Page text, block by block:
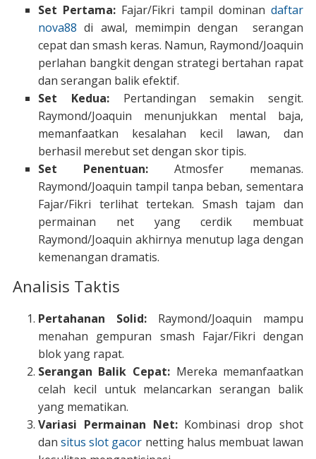
Set Pertama:Fajar/Fikri tampil dominandaftar
nova88 di awal, memimpin dengan serangan
cepat dan smash keras. Namun, Raymond/Joaquin
perlahan bangkit dengan strategi bertahan rapat
dan serangan balik efektif.
Set Kedua:Pertandingan semakin sengit.
Raymond/Joaquin menunjukkan mental baja,
memanfaatkan kesalahan kecil lawan, dan
berhasil merebut set dengan skor tipis.
Set Penentuan:Atmosfer memanas.
Raymond/Joaquin tampil tanpa beban, sementara
Fajar/Fikri terlihat tertekan. Smash tajam dan
permainan net yang cerdik membuat
Raymond/Joaquin akhirnya menutup laga dengan
kemenangan dramatis.
Analisis Taktis
Pertahanan Solid:Raymond/Joaquin mampu
menahan gempuran smash Fajar/Fikri dengan
blok yang rapat.
Serangan Balik Cepat: Mereka memanfaatkan
celah kecil untuk melancarkan serangan balik
yang mematikan.
Variasi Permainan Net:Kombinasi drop shot
dansitus slot gacor netting halus membuat lawan